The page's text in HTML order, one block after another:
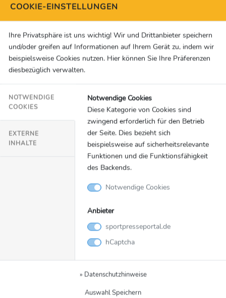
Neckar Löwen(vor dem Spiel): „Eine
Übergangssaison ist immer zum Scheitern
verurteilt, egal wie man sie angeht. Die
Torhüterleistung ist derzeit nicht da, dann wird es
in der Bundesliga natürlich schwierig. Sie haben
fünf Spieler, die im Angriff spielen können, aber
nicht in der Offensive auflaufen können. Das
verhindert, dass du aus einer guten Defensive in
einen Gegenstoß laufen kannst. Keine Chance.
Wenn deine Abwehrspezialisten am Kreis keinen
Ball fangen können, dann hast du ein Problem.
Daraus resultiert eine Unsicherheit. Klaus Gärtner
ist die ärmste Sau, die es gerade gibt.“
O-Ton-Service HBL/jk
Mayr@liquimoly-hbl.de
Mehr Informationen unter
www.liquimoly-
COOKIE-EINSTELLUNGEN
Ihre Privatsphäre ist uns wichtig! Wir und Drittanbieter speichern
und/oder greifen auf Informationen auf Ihrem Gerät zu, indem wir
beispielsweise Cookies nutzen. Hier können Sie Ihre Präferenzen
diesbezüglich verwalten.
NOTWENDIGE
COOKIES
EXTERNE
INHALTE
Notwendige Cookies
Diese Kategorie von Cookies sind
zwingend erforderlich für den Betrieb
der Seite. Dies bezieht sich
beispielsweise auf sicherheitsrelevante
Funktionen und die Funktionsfähigkeit
des Backends.
Notwendige Cookies
Anbieter
sportpresseportal.de
hCaptcha
» Datenschutzhinweise
Auswahl Speichern